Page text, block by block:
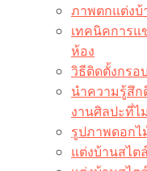
ภาพตกแต่งบ้
เทคนิคการแ
ห้อง
วิธีติดตั้งกรอ
นำความรู้สึ
งานศิลปะที่ไ
รูปภาพดอกไ
แต่งบ้านสไต